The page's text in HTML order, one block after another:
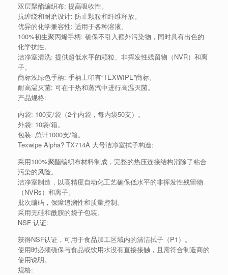
双层聚酯编织布: 提高吸收性。
抗缠绕和耐磨设计: 防止颗粒和纤维释放。
优异的化学兼容性: 适用于各种溶液。
100%初生聚丙烯手柄: 确保不引入额外污染物，同时具有出色的
化学抗性。
洁净室清洗: 提供超低水平的颗粒、非挥发性残留物（NVR）和离
子。
商标浅绿色手柄: 手柄上印有“TEXWIPE”商标。
耐高温灭菌: 可在干热和蒸汽中进行高温灭菌。
产品规格:
内袋: 100支/袋（2个内袋，每内袋50支）。
外袋: 10袋/箱。
包装: 总计1000支/箱。
Texwipe Alpha? TX714A 大号洁净室拭子构造:
采用100%聚酯编织布材料制成，完整的热压连接结构消除了粘合
污染的风险。
洁净室制造，以高精度自动化工艺确保低水平的非挥发性残留物
（NVRs）和离子。
批次编码，保障追溯性和质量控制。
采用无硅和酰胺的袋子包装。
NSF 认证:
获得NSF认证，可用于食品加工区域内的清洁拭子（P1）。
使用时必须确保与食品或饮用水没有直接接触，且需符合制造商的
使用说明。
规格: